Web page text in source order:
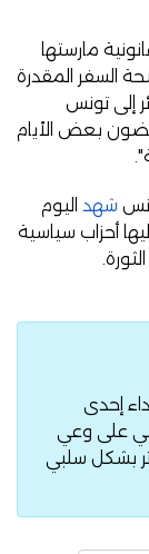
مارستها
السفر المقدرة
إلى تونس
بعض الأيام
شهد اليوم
أحزاب سياسية
إحدى
على وعي
بشكل سلبي